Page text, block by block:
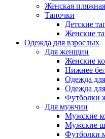
Женская
Тапочки
Детские
Женские
Одежда для взрослых
Для женщин
Женские
Нижнее
Одежда
Одежда
Футболки
Для мужчин
Мужские
Мужские
Футболки